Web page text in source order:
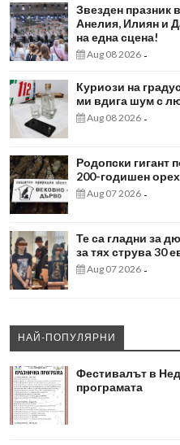
Звезден празник
Анелия, Илиян и
на една сцена!
Aug 08 2026 -
Куриози на
ми вдига шум с
Aug 08 2026 -
Родопски гигант
200-годишен
Aug 07 2026 -
Те са гладни за
за тях струва 30
Aug 07 2026 -
НАЙ-ПОПУЛЯРНИ
Фестивалът в
програмата